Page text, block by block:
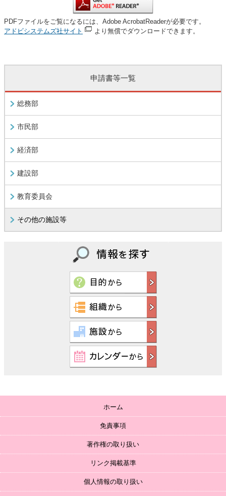
PDFファイルをご覧になるには、Adobe AcrobatReaderが必要です。
アドビシステムズ社サイト
より無償でダウンロードできます。
申請書等一覧
総務部
市民部
経済部
建設部
教育委員会
その他の施設等
ホーム
免責事項
著作権の取り扱い
リンク掲載基準
個人情報の取り扱い